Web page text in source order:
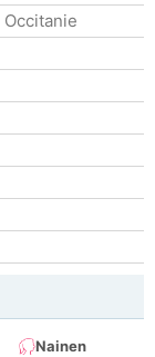
Occitanie
Nainen